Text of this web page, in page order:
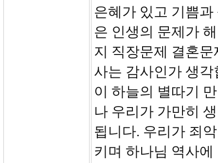
은혜가 있고 기쁨
은 인생의 문제가
지 직장문제 결혼
사는 감사인가 생
이 하늘의 별따기
나 우리가 가만히
됩니다. 우리가 죄
키며 하나님 역사